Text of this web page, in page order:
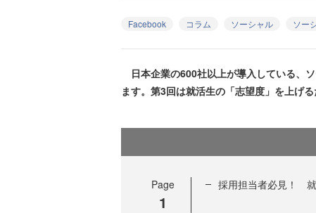
Facebook コラム ソーシャル ソー
日本企業の600社以上が導入している、
ます。第3回は就活生の「志望度」を上げ
Page
1
採用担当者必見！